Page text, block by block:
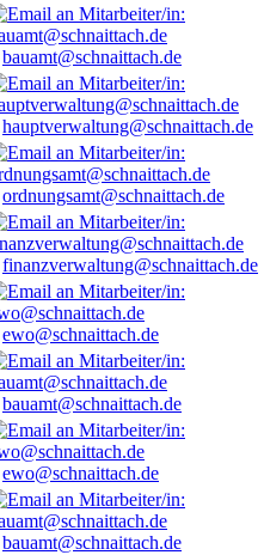
bauamt@schnaittach.de
hauptverwaltung@schnaittach.de
ordnungsamt@schnaittach.de
finanzverwaltung@schnaittach.de
ewo@schnaittach.de
bauamt@schnaittach.de
ewo@schnaittach.de
bauamt@schnaittach.de